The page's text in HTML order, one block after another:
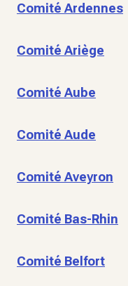
Comité Ardennes
Comité Ariège
Comité Aube
Comité Aude
Comité Aveyron
Comité Bas-Rhin
Comité Belfort